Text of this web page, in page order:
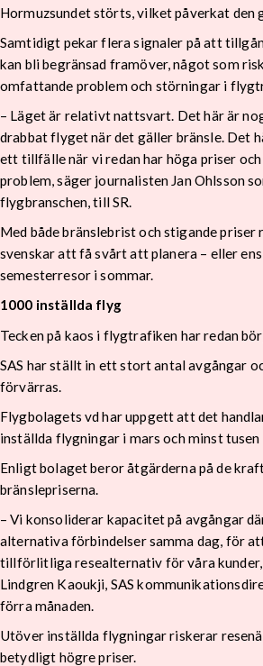
Hormuzsundet störts, vilket påverkat den
Samtidigt pekar flera signaler på att
kan bli begränsad framöver, något som
omfattande problem och störningar i
– Läget är relativt nattsvart. Det här är
drabbat flyget när det gäller bränsle. Det
ett tillfälle när vi redan har höga priser
problem, säger journalisten Jan Ohlsson
flygbranschen, till SR.
Med både bränslebrist och stigande priser
svenskar att få svårt att planera – eller
semesterresor i sommar.
1000 inställda flyg
Tecken på kaos i flygtrafiken har redan
SAS har ställt in ett stort antal avgångar
förvärras.
Flygbolagets vd har uppgett att det
inställda flygningar i mars och minst tusen
Enligt bolaget beror åtgärderna på de
bränslepriserna.
– Vi konsoliderar kapacitet på avgångar
alternativa förbindelser samma dag, för
tillförlitliga resealternativ för våra kunder,
Lindgren Kaoukji, SAS
förra månaden.
Utöver inställda flygningar riskerar
betydligt högre priser.